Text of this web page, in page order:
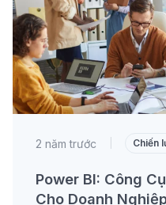
2 năm trước Chiến
Power BI: Công
Cho Doanh